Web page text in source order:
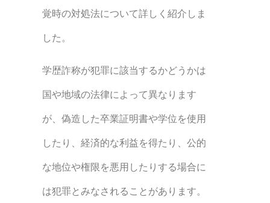
覚時の対処法について詳しく紹介しま
した。
学歴詐称が犯罪に該当するかどうかは
国や地域の法律によって異なります
が、偽造した卒業証明書や学位を使用
したり、経済的な利益を得たり、公的
な地位や権限を悪用したりする場合に
は犯罪とみなされることがあります。